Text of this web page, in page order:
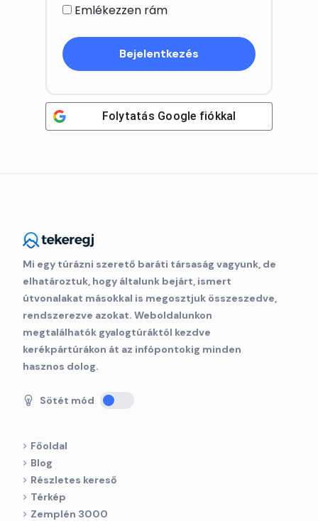
Emlékezzen rám
Folytatás Google fiókkal
Mi egy túrázni szerető baráti társaság vagyunk, de
elhatároztuk, hogy általunk bejárt, ismert
útvonalakat másokkal is megosztjuk összeszedve,
rendszerezve azokat. Weboldalunkon
megtalálhatók gyalogtúráktól kezdve
kerékpártúrákon át az infópontokig minden
hasznos dolog.
Sötét mód
Főoldal
Blog
Részletes kereső
Térkép
Zemplén 3000